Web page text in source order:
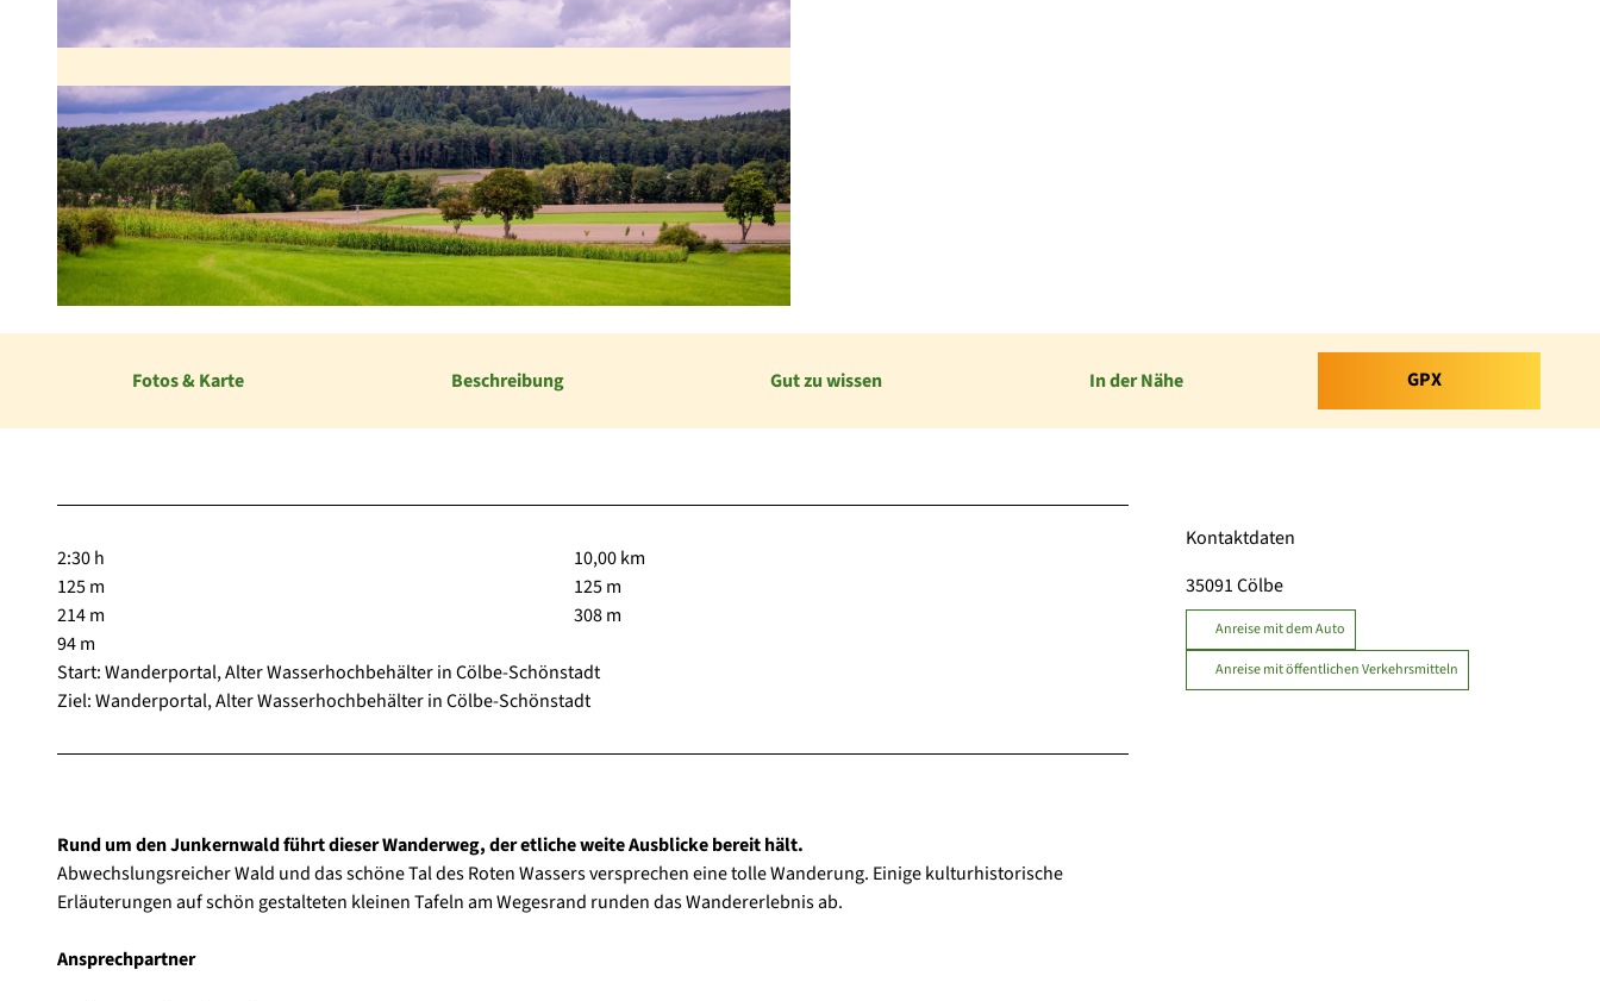
Fotos & Karte Beschreibung Gut zu wissen In der Nähe GPX
2:30 h
10,00 km
125 m
125 m
214 m
308 m
94 m
Start: Wanderportal, Alter Wasserhochbehälter in Cölbe-Schönstadt
Ziel: Wanderportal, Alter Wasserhochbehälter in Cölbe-Schönstadt
Rund um den Junkernwald führt dieser Wanderweg, der etliche weite Ausblicke bereit hält.
Abwechslungsreicher Wald und das schöne Tal des Roten Wassers versprechen eine tolle Wanderung. Einige kulturhistorische
Erläuterungen auf schön gestalteten kleinen Tafeln am Wegesrand runden das Wandererlebnis ab.
Ansprechpartner
Kontaktdaten
35091Cölbe
Anreise mit dem Auto
Anreise mit öffentlichen Verkehrsmitteln